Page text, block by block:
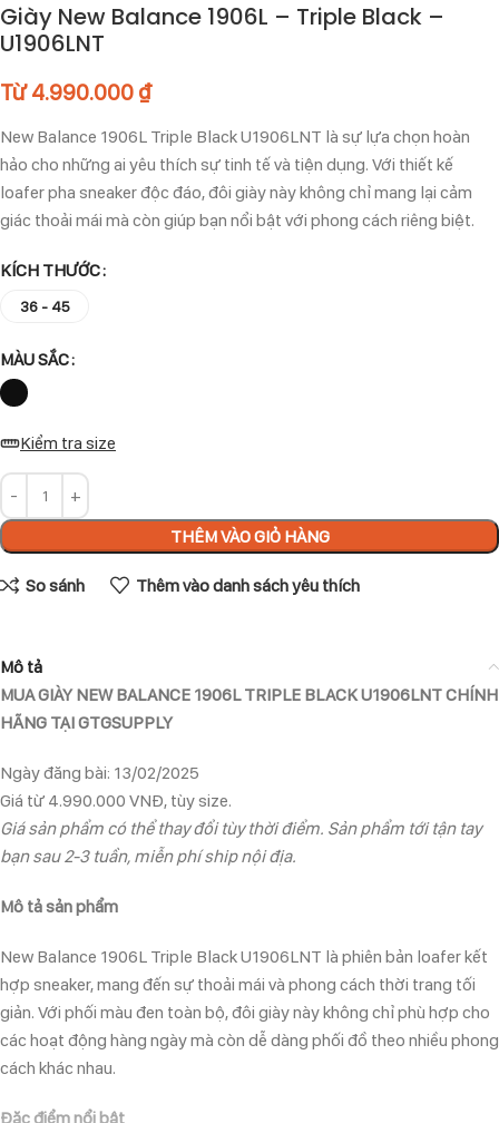
Giày New Balance 1906L – Triple Black –
U1906LNT
Từ4.990.000 ₫
New Balance 1906L Triple Black U1906LNT là sự lựa chọn hoàn
hảo cho những ai yêu thích sự tinh tế và tiện dụng. Với thiết kế
loafer pha sneaker độc đáo, đôi giày này không chỉ mang lại cảm
giác thoải mái mà còn giúp bạn nổi bật với phong cách riêng biệt.
KÍCH THƯỚC
36 - 45
MÀU SẮC
Kiểm tra size
THÊM VÀO GIỎ HÀNG
So sánh Thêm vào danh sách yêu thích
Mô tả
MUA GIÀY NEW BALANCE 1906L TRIPLE BLACK U1906LNT CHÍNH
HÃNG TẠI GTGSUPPLY
Ngày đăng bài: 13/02/2025
Giá từ 4.990.000 VNĐ, tùy size.
Giá sản phẩm có thể thay đổi tùy thời điểm. Sản phẩm tới tận tay
bạn sau 2-3 tuần, miễn phí ship nội địa.
Mô tả sản phẩm
New Balance 1906L Triple Black U1906LNT là phiên bản loafer kết
hợp sneaker, mang đến sự thoải mái và phong cách thời trang tối
giản. Với phối màu đen toàn bộ, đôi giày này không chỉ phù hợp cho
các hoạt động hàng ngày mà còn dễ dàng phối đồ theo nhiều phong
cách khác nhau.
Đặc điểm nổi bật